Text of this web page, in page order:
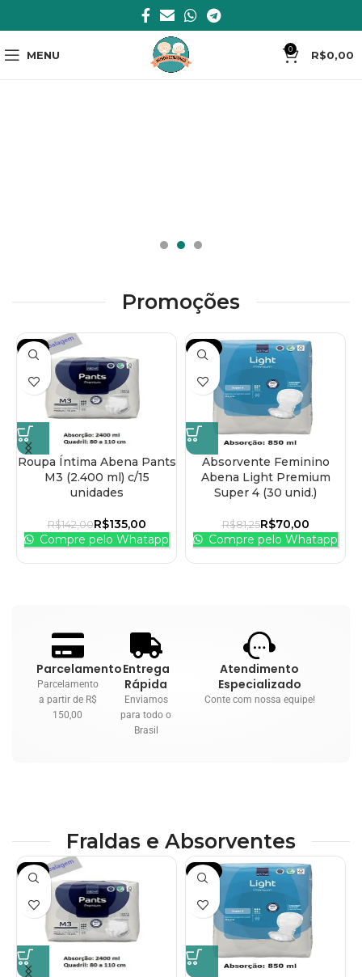
MENU 0 R$0,00
Promoções
-5%
Roupa Íntima Abena Pants
M3 (2.400 ml) c/15
unidades
R$142,00R$135,00
Compre pelo Whatapp
-14%
Absorvente Feminino
Abena Light Premium
Super 4 (30 unid.)
R$81,25R$70,00
Compre pelo Whatapp
Parcelamento
Parcelamento
a partir de R$
150,00
Entrega
Rápida
Enviamos
para todo o
Brasil
Atendimento
Especializado
Conte com nossa equipe!
Fraldas e Absorventes
-5% -14%